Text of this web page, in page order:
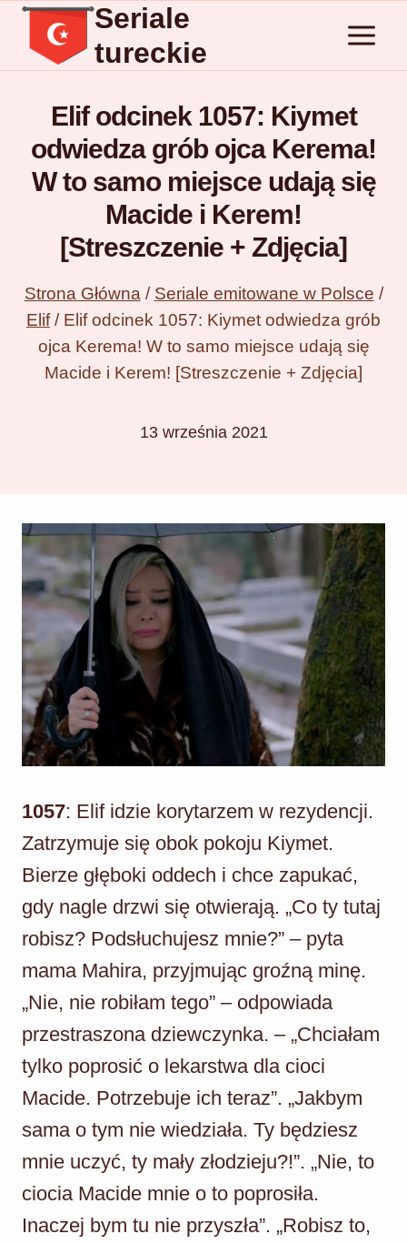
Przejdź
treści
Seriale
tureckie
Elif odcinek 1057: Kiymet
odwiedza grób ojca Kerema!
W to samo miejsce udają się
Macide i Kerem!
[Streszczenie + Zdjęcia]
Strona Główna / Seriale emitowane w Polsce /
Elif / Elif odcinek 1057: Kiymet odwiedza grób
ojca Kerema! W to samo miejsce udają się
Macide i Kerem! [Streszczenie + Zdjęcia]
13 września 2021
1057: Elif idzie korytarzem w rezydencji.
Zatrzymuje się obok pokoju Kiymet.
Bierze głęboki oddech i chce zapukać,
gdy nagle drzwi się otwierają. „Co ty tutaj
robisz? Podsłuchujesz mnie?” – pyta
mama Mahira, przyjmując groźną minę.
„Nie, nie robiłam tego” – odpowiada
przestraszona dziewczynka. – „Chciałam
tylko poprosić o lekarstwa dla cioci
Macide. Potrzebuje ich teraz”. „Jakbym
sama o tym nie wiedziała. Ty będziesz
mnie uczyć, ty mały złodzieju?!”. „Nie, to
ciocia Macide mnie o to poprosiła.
Inaczej bym tu nie przyszła”. „Robisz to,